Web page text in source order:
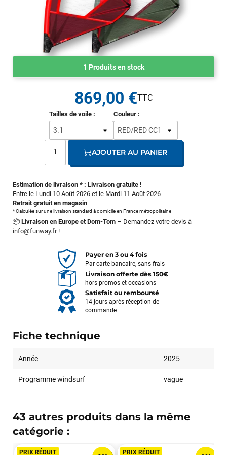
1 Produits en stock
Estimation de livraison * : Livraison gratuite !
Entre le Lundi 10 Août 2026 et le Mardi 11 Août 2026
Retrait gratuit en magasin
* Calculée sur une livraison standard à domicile en France métropolitaine
📦 Livraison en Europe et Dom-Tom – Demandez votre devis à
info@funway.fr!
Tailles de voile : Couleur :
869,00 €
AJOUTER AU PANIER
Payer en 3 ou 4 fois
Par carte bancaire, sans frais
Livraison offerte dès 150€
hors promos et occasions
Satisfait ou remboursé
14 jours après réception de
commande
Fiche technique
Année 2025
Programme windsurf vague
43 autres produits dans la même
catégorie :
PRIX RÉDUIT PRIX RÉDUIT